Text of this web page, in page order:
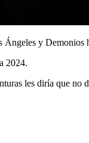
y Demonios
2024.
les diría que